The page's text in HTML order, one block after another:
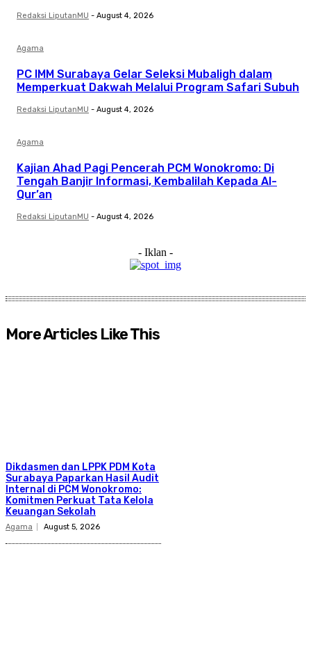
Redaksi LiputanMU - August 4, 2026
Agama
PC IMM Surabaya Gelar Seleksi Mubaligh dalam
Memperkuat Dakwah Melalui Program Safari Subuh
Redaksi LiputanMU - August 4, 2026
Agama
Kajian Ahad Pagi Pencerah PCM Wonokromo: Di
Tengah Banjir Informasi, Kembalilah Kepada Al-
Qur’an
Redaksi LiputanMU - August 4, 2026
- Iklan -
More Articles Like This
Dikdasmen dan LPPK PDM Kota
Surabaya Paparkan Hasil Audit
Internal di PCM Wonokromo:
Komitmen Perkuat Tata Kelola
Keuangan Sekolah
Agama August 5, 2026